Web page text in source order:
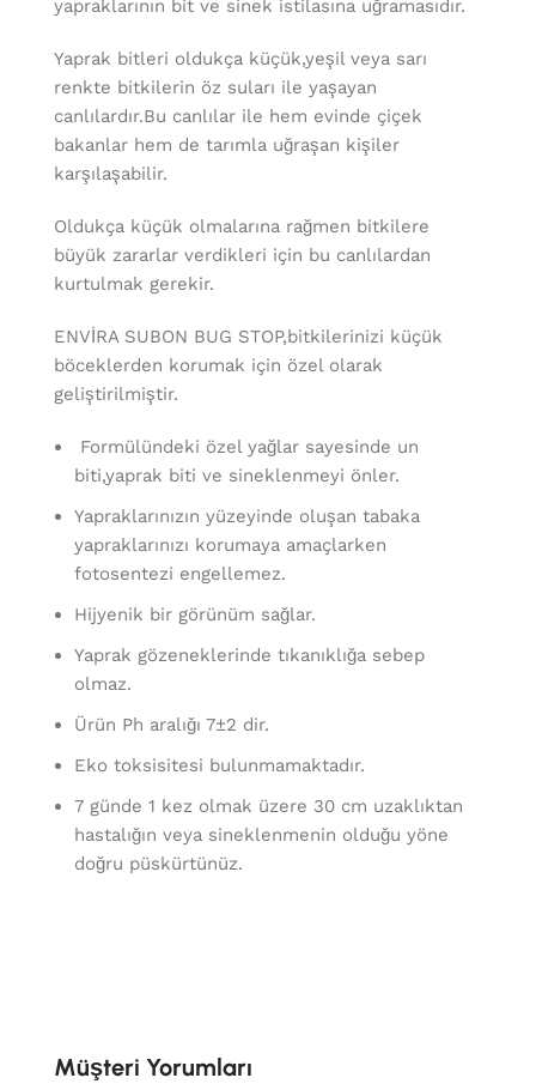
yapraklarının bit ve sinek istilasına uğramasıdır.
Yaprak bitleri oldukça küçük,yeşil veya sarı
renkte bitkilerin öz suları ile yaşayan
canlılardır.Bu canlılar ile hem evinde çiçek
bakanlar hem de tarımla uğraşan kişiler
karşılaşabilir.
Oldukça küçük olmalarına rağmen bitkilere
büyük zararlar verdikleri için bu canlılardan
kurtulmak gerekir.
ENVİRA SUBON BUG STOP,bitkilerinizi küçük
böceklerden korumak için özel olarak
geliştirilmiştir.
Formülündeki özel yağlar sayesinde un
biti,yaprak biti ve sineklenmeyi önler.
Yapraklarınızın yüzeyinde oluşan tabaka
yapraklarınızı korumaya amaçlarken
fotosentezi engellemez.
Hijyenik bir görünüm sağlar.
Yaprak gözeneklerinde tıkanıklığa sebep
olmaz.
Ürün Ph aralığı 7±2 dir.
Eko toksisitesi bulunmamaktadır.
7 günde 1 kez olmak üzere 30 cm uzaklıktan
hastalığın veya sineklenmenin olduğu yöne
doğru püskürtünüz.
Müşteri Yorumları